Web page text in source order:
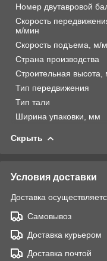
Номер двутавровой
Скорость
м/мин
Скорость подъема, м/
Страна производства
Строительная высота,
Тип передвижения
Тип тали
Ширина упаковки, мм
Скрыть
Условия доставки
Доставка
Самовывоз
Доставка курьером
Доставка почтой